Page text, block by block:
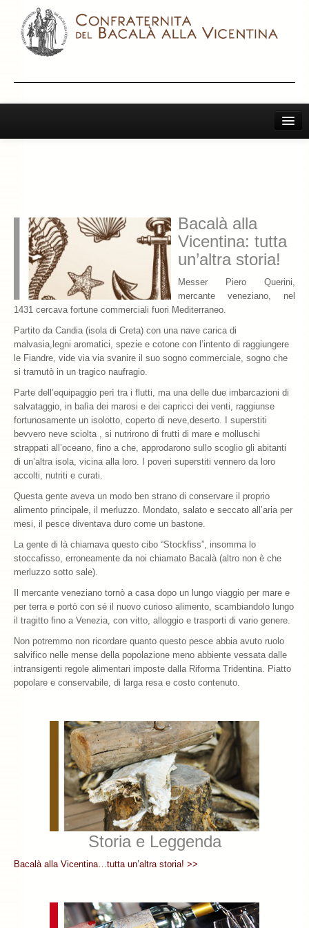
I Vini Consigliati
Storia e Leggenda
La Confraternita
Archivio 2019
Archivio 2018
Archivio 2017
Archivio 2010-2016
Archivio Confraternita del Bacalà
Bacalà Club
Sulla Rotta del Bacalà – Via Querinissima
La Ricetta
I Ristoranti
Contatti
Bacalà alla
Vicentina: tutta
un’altra storia!
Messer Piero Querini,
mercante veneziano, nel
1431 cercava fortune commerciali fuori Mediterraneo.
Partito da Candia (isola di Creta) con una nave carica di
malvasia,legni aromatici, spezie e cotone con l’intento di raggiungere
le Fiandre, vide via via svanire il suo sogno commerciale, sogno che
si tramutò in un tragico naufragio.
Parte dell’equipaggio perì tra i flutti, ma una delle due imbarcazioni di
salvataggio, in balìa dei marosi e dei capricci dei venti, raggiunse
fortunosamente un isolotto, coperto di neve,deserto. I superstiti
bevvero neve sciolta , si nutrirono di frutti di mare e molluschi
strappati all’oceano, fino a che, approdarono sullo scoglio gli abitanti
di un’altra isola, vicina alla loro. I poveri superstiti vennero da loro
accolti, nutriti e curati.
Questa gente aveva un modo ben strano di conservare il proprio
alimento principale, il merluzzo. Mondato, salato e seccato all’aria per
mesi, il pesce diventava duro come un bastone.
La gente di là chiamava questo cibo “Stockfiss”, insomma lo
stoccafisso, erroneamente da noi chiamato Bacalà (altro non è che
merluzzo sotto sale).
Il mercante veneziano tornò a casa dopo un lungo viaggio per mare e
per terra e portò con sé il nuovo curioso alimento, scambiandolo lungo
il tragitto fino a Venezia, con vitto, alloggio e trasporti di vario genere.
Non potremmo non ricordare quanto questo pesce abbia avuto ruolo
salvifico nelle mense della popolazione meno abbiente vessata dalle
intransigenti regole alimentari imposte dalla Riforma Tridentina. Piatto
popolare e conservabile, di larga resa e costo contenuto.
Storia e Leggenda
Bacalà alla Vicentina…tutta un’altra storia! >>